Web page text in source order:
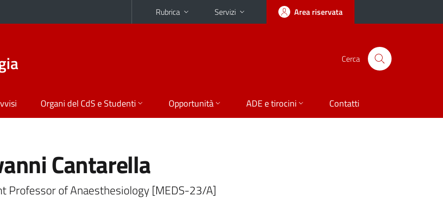
Rubrica Servizi Area riservata
Cerca
Organi del CdS e Studenti Opportunità ADE e tirocini Contatti
Cantarella
Professor of Anaesthesiology [MEDS-23/A]